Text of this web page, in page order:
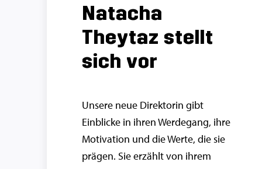
Natacha
Theytaz stellt
sich vor
Unsere neue Direktorin gibt
Einblicke in ihren Werdegang, ihre
Motivation und die Werte, die sie
prägen. Sie erzählt von ihrem